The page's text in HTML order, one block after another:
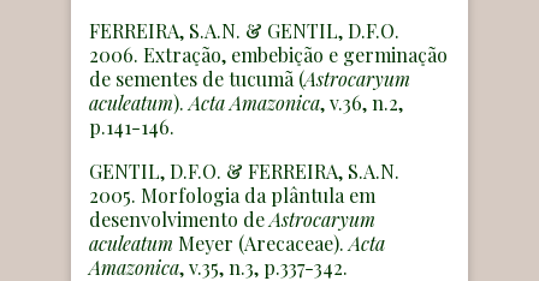
FERREIRA, S.A.N. & GENTIL, D.F.O.
2006. Extração, embebição e germinação
de sementes de tucumã (Astrocaryum
aculeatum). ActaAmazonica, v.36, n.2,
p.141-146.
GENTIL, D.F.O. & FERREIRA, S.A.N.
2005. Morfologia da plântula em
desenvolvimento deAstrocaryum
aculeatum Meyer (Arecaceae). Acta
Amazonica, v.35, n.3, p.337-342.